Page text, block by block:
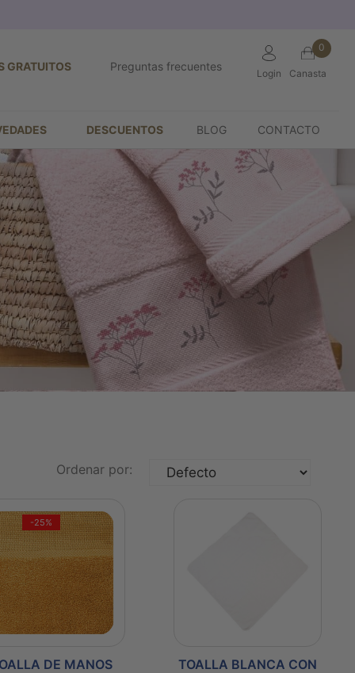
GRATUITOS Preguntas frecuentes
Login
0
Canasta
DESCUENTOS BLOG CONTACTO
Ordenar por:
-25%
DE MANOS
TOALLA BLANCA CON